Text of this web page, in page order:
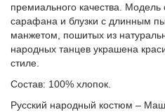
премиального качества. Модель
сарафана и блузки с длинным
манжетом, пошитых из
народных танцев украшена
стиле.
Состав: 100% хлопок.
Русский народный костюм –